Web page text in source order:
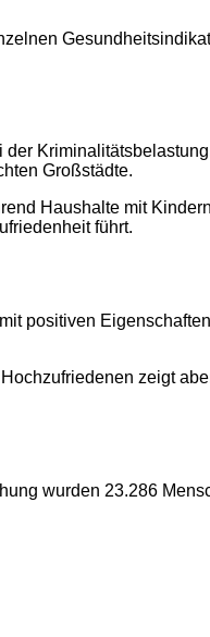
Großstädte.
Haushalte mit
führt.
positiven Eigenschaften
zeigt
wurden 23.286
2